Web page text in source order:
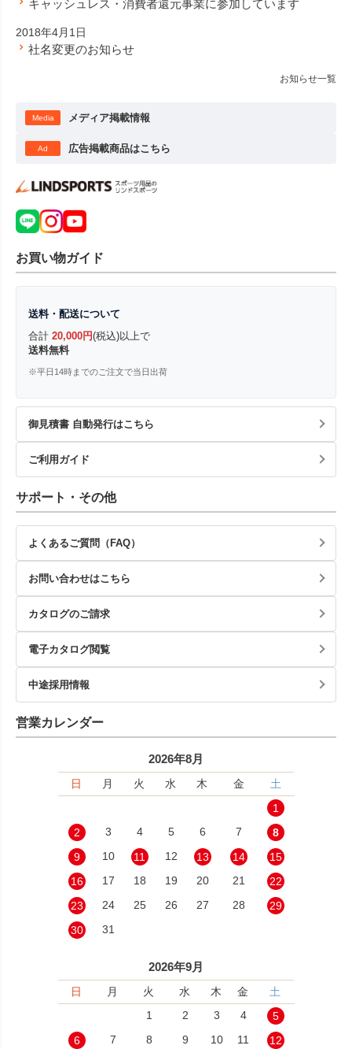
キャッシュレス・消費者還元事業に参加しています
2018年4月1日
社名変更のお知らせ
お知らせ一覧
Media メディア掲載情報
Ad 広告掲載商品はこちら
お買い物ガイド
送料・配送について
合計 20,000円(税込)以上で
送料無料
※平日14時までのご注文で当日出荷
御見積書 自動発行はこちら
ご利用ガイド
サポート・その他
よくあるご質問（FAQ）
お問い合わせはこちら
カタログのご請求
電子カタログ閲覧
中途採用情報
営業カレンダー
2026年8月
日 月 火 水 木 金
土
1
2
3 4 5 6 7
8
9
10 11 12 13 14
15
16
17 18 19 20 21
22
23
24 25 26 27 28
29
30
31
2026年9月
日 月 火 水 木 金
土
1
2 3 4
5
6
7 8 9 10 11 12